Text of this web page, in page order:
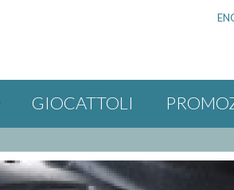
GIOCATTOLI